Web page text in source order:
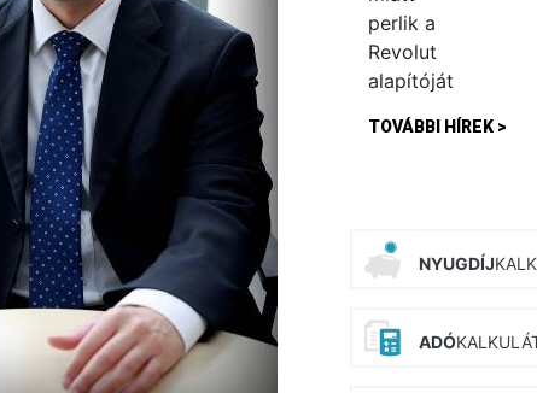
TOVÁBBI HÍREK >
NYUGDÍJ
ADÓ